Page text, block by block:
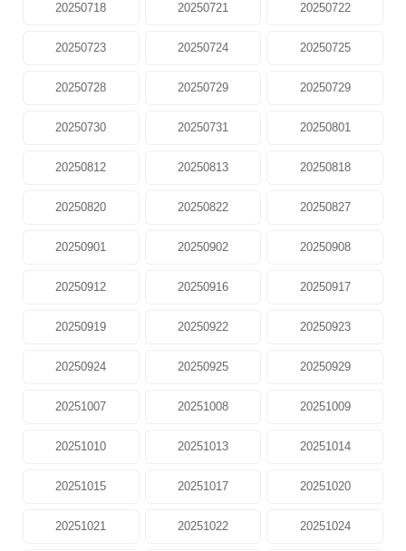
20250718 20250721 20250722
20250723 20250724 20250725
20250728 20250729 20250729
20250730 20250731 20250801
20250812 20250813 20250818
20250820 20250822 20250827
20250901 20250902 20250908
20250912 20250916 20250917
20250919 20250922 20250923
20250924 20250925 20250929
20251007 20251008 20251009
20251010 20251013 20251014
20251015 20251017 20251020
20251021 20251022 20251024